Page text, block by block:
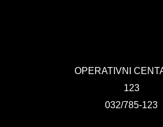
OPERATIVNI
123
032/785-123